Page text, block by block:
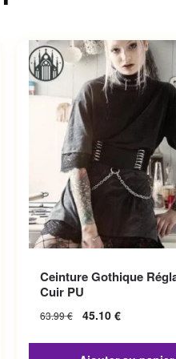
Ceinture Gothique
Cuir PU
63.99€ 45.10 €